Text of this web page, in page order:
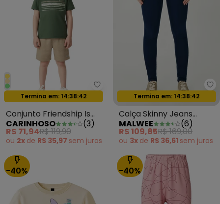
Carinhoso - Conjunto
Oferta relâmpago
Termina em: 14:38:39
Conjunto Friendship Is
Magic Verde Militar
CARINHOSO (3)
R$ 71,94R$ 119,90
ou 2x de R$ 35,97 sem juros
Oferta relâmpago
Termina em: 14:38:39
Calça Skinny Jeans
Feminina Azul Escuro
MALWEE (6)
R$ 109,85R$ 169,00
ou 3x de R$ 36,61 sem juros
-40% -40%